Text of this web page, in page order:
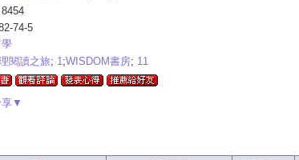
8454
74-5
閱讀之旅; 1;WISDOM書房; 11
享▼